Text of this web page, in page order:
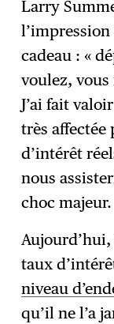
Larry
cadeau : «
voulez, vous
J’ai fait
très
d’intérêt
nous
choc majeur.
taux
niveau
qu’il ne l’a